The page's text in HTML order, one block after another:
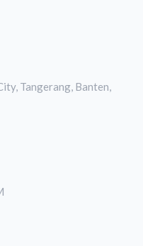
Tangerang, Banten,